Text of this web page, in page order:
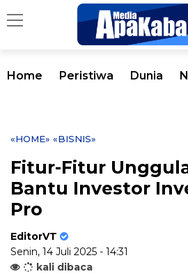
Home Peristiwa Dunia
«HOME» «BISNIS»
Fitur-Fitur
Bantu Investor
Pro
EditorVT
Senin, 14 Juli 2025 - 14:31
kali dibaca